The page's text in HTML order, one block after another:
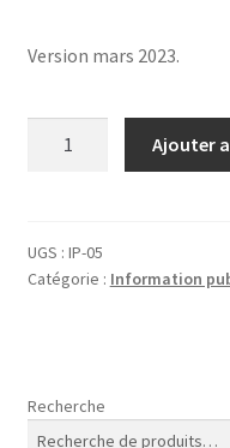
Version mars 2023.
publique
SRI
Ajouter
UGS : IP-05
Catégorie : Information
Recherche